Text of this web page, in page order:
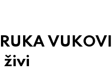
živi